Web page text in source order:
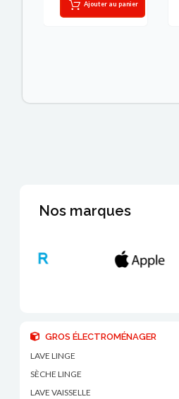
Ajouter au panier
Nos marques
GROS ÉLECTROMÉNAGER
LAVE LINGE
SÈCHE LINGE
LAVE VAISSELLE